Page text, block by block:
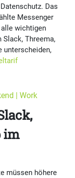
Das
Messenger
wich­tigen
Slack, Threema,
unterscheiden,
| Work
im
müssen höhere